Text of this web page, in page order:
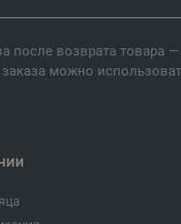
возврата
можно